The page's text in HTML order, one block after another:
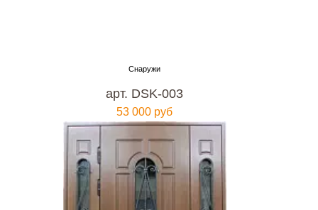
арт. DSK-003
53 000 руб